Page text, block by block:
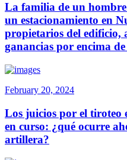
La familia de un hombre
un estacionamiento en
propietarios del edificio,
ganancias por encima
February 20, 2024
Los juicios por el tiroteo
en curso: ¿qué ocurre
artillera?